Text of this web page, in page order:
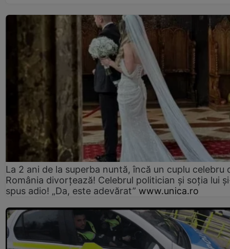
La 2 ani de la superba nuntă, încă un cuplu celebru
România divorțează! Celebrul politician și soția lui
spus adio! „Da, este adevărat” www.unica.ro